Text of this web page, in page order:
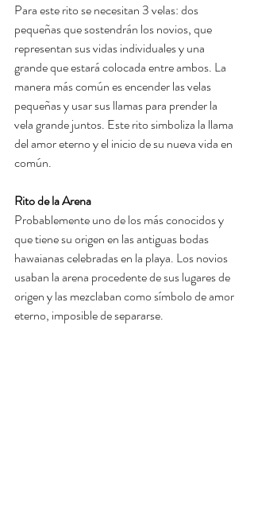
Para este rito se necesitan 3 velas: dos
pequeñas que sostendrán los novios, que
representan sus vidas individuales y una
grande que estará colocada entre ambos. La
manera más común es encender las velas
pequeñas y usar sus llamas para prender la
vela grande juntos. Este rito simboliza la llama
del amor eterno y el inicio de su nueva vida en
común.
Rito de la Arena
Probablemente uno de los más conocidos y
que tiene su origen en las antiguas bodas
hawaianas celebradas en la playa. Los novios
usaban la arena procedente de sus lugares de
origen y las mezclaban como símbolo de amor
eterno, imposible de separarse.